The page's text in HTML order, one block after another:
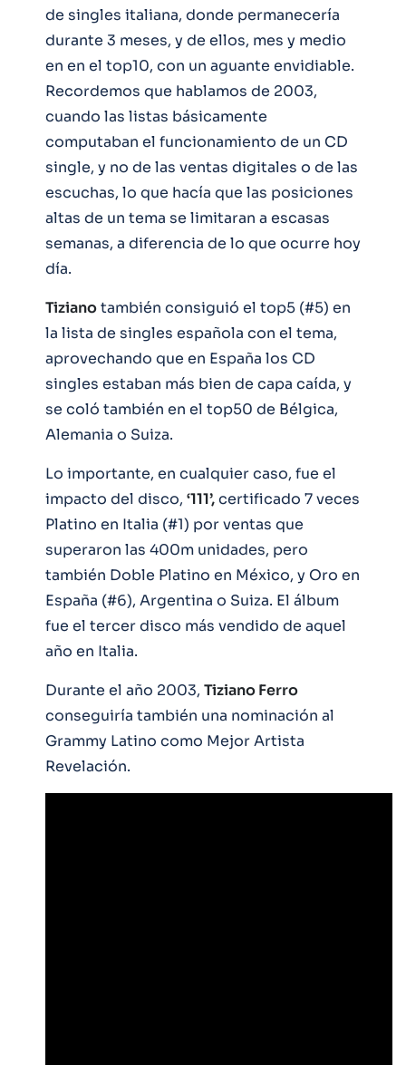
de singles italiana, donde permanecería
durante 3 meses, y de ellos, mes y medio
en en el top10, con un aguante envidiable.
Recordemos que hablamos de 2003,
cuando las listas básicamente
computaban el funcionamiento de un CD
single, y no de las ventas digitales o de las
escuchas, lo que hacía que las posiciones
altas de un tema se limitaran a escasas
semanas, a diferencia de lo que ocurre hoy
día.
Tizianotambién consiguió el top5 (#5) en
la lista de singles española con el tema,
aprovechando que en España los CD
singles estaban más bien de capa caída, y
se coló también en el top50 de Bélgica,
Alemania o Suiza.
Lo importante, en cualquier caso, fue el
impacto del disco, ‘111’,certificado 7 veces
Platino en Italia (#1) por ventas que
superaron las 400m unidades, pero
también Doble Platino en México, y Oro en
España (#6), Argentina o Suiza. El álbum
fue el tercer disco más vendido de aquel
año en Italia.
Durante el año 2003, Tiziano Ferro
conseguiría también una nominación al
Grammy Latino como Mejor Artista
Revelación.